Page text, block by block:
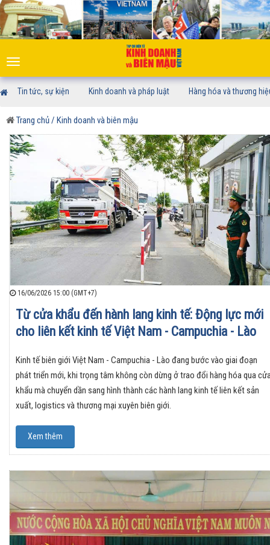
Toggle
navigation
Tin tức, sự kiện Kinh doanh và pháp luật Hàng hóa và thương
Trang chủ/ Kinh doanh và biên mậu
16/06/2026 15:00 (GMT+7)
Từ cửa khẩu đến hành lang kinh tế: Động lực mới
cho liên kết kinh tế Việt Nam - Campuchia - Lào
Kinh tế biên giới Việt Nam - Campuchia - Lào đang bước vào giai đoạn
phát triển mới, khi trọng tâm không còn dừng ở trao đổi hàng hóa qua
khẩu mà chuyển dần sang hình thành các hành lang kinh tế liên kết sản
xuất, logistics và thương mại xuyên biên giới.
Xem thêm